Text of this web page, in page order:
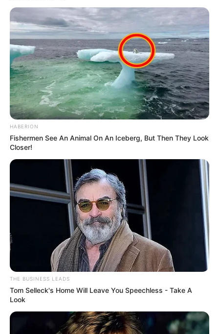
HABERION
Fishermen See An Animal On An Iceberg, But Then They Look
Closer!
THE BUSINESS LEADS
Tom Selleck's Home Will Leave You Speechless - Take A
Look